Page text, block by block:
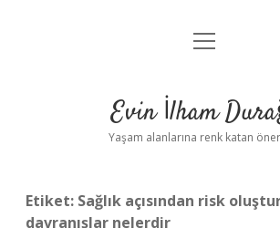
Anasayfa
Yasal Uyarı
menüyü
Evin İlham
Yaşam alanlarına renk katan
Etiket: Sağlık açısından risk
davranışlar nelerdir